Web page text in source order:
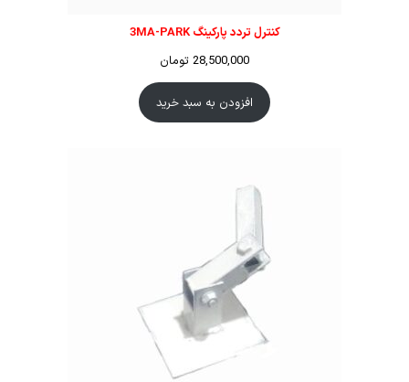
کنترل تردد پارکینگ 3MA-PARK
28,500,000 تومان
افزودن به سبد خرید